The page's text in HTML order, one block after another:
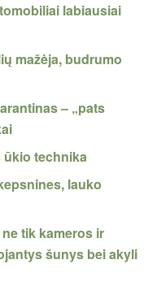
labiausiai
mažėja, budrumo
– „pats
ūkio technika
lauko
tik kameros ir
šunys bei akyli